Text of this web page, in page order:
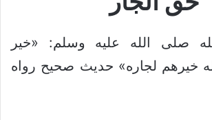
صلى الله عليه وسلم: «خير
خيرهم لجاره» حديث صحيح رواه